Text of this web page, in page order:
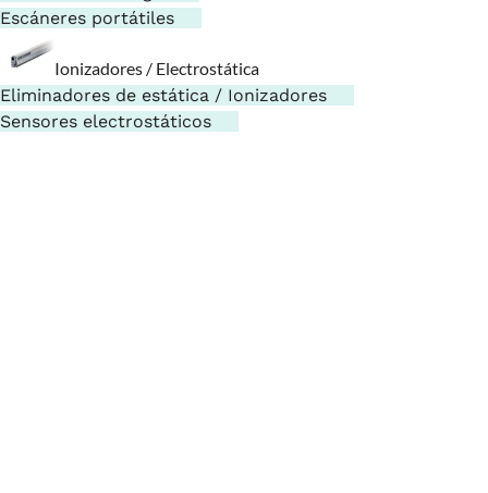
Escáneres portátiles
Ionizadores / Electrostática
Eliminadores de estática / Ionizadores
Sensores electrostáticos